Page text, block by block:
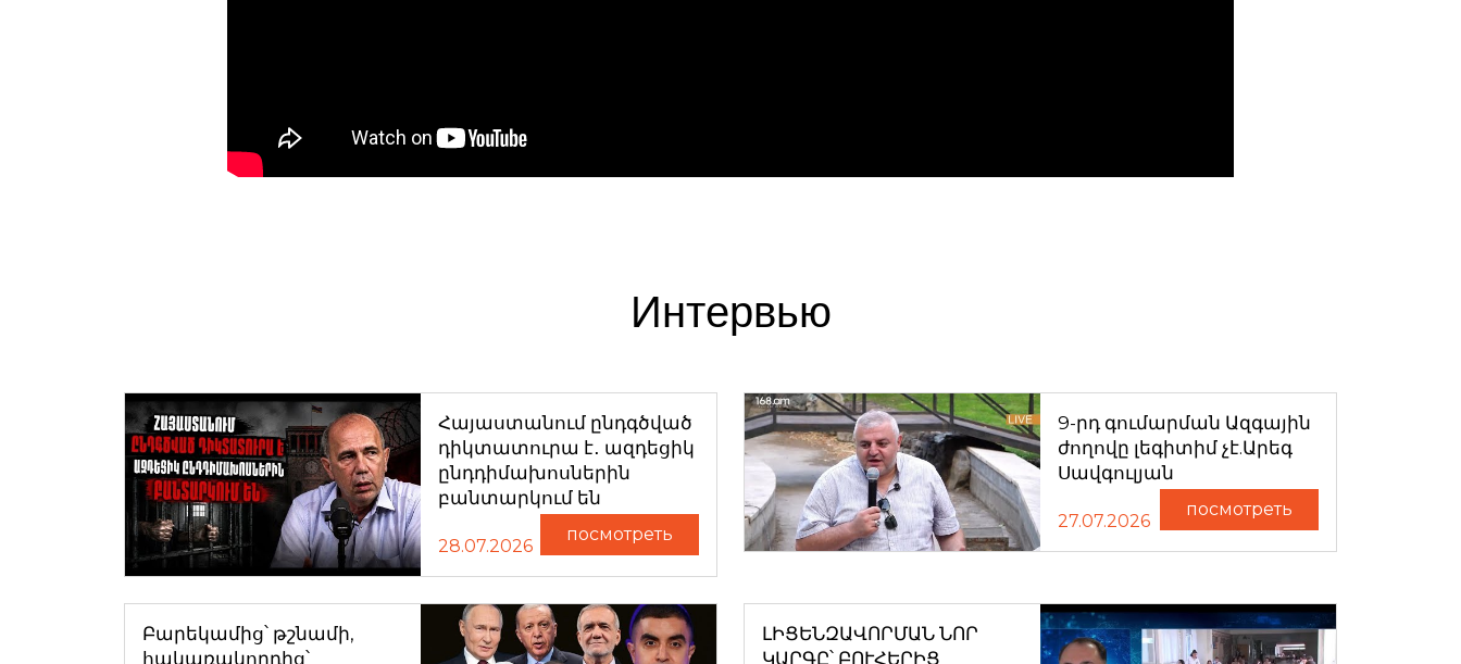
Интервью
Հայաստանում ընդգծված
դիկտատուրա է․ ազդեցիկ
ընդդիմախոսներին
բանտարկում են
28.07.2026
посмотреть
9-րդ գումարման Ազգային
ժողովը լեգիտիմ չէ.Արեգ
Սավգուլյան
27.07.2026
посмотреть
Բարեկամից՝ թշնամի,
հակառակորդից՝
ԼԻՑԵՆԶԱՎՈՐՄԱՆ ՆՈՐ
ԿԱՐԳԸ՝ ԲՈՒՀԵՐԻՑ